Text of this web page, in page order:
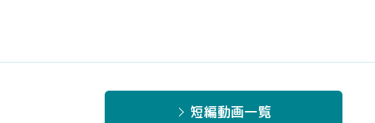
短編動画一覧